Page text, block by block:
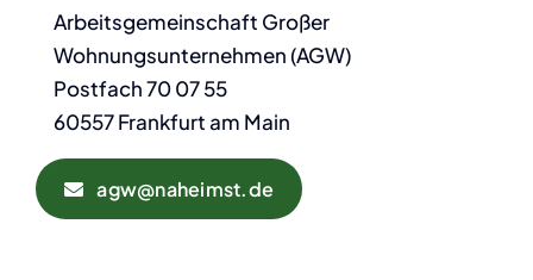
Arbeitsgemeinschaft Großer
Wohnungsunternehmen (AGW)
Postfach 70 07 55
60557 Frankfurt am Main
agw@naheimst.de